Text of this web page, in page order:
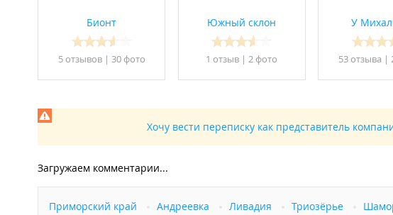
Бионт
5 отзывов| 30 фото
Южный склон
1 отзыв | 2 фото
У
53 отзывa |
Хочу вести переписку как представитель
Загружаем комментарии...
Приморский край Андреевка Ливадия Триозёрье